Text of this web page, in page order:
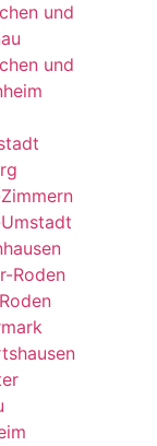
und
und
Roden